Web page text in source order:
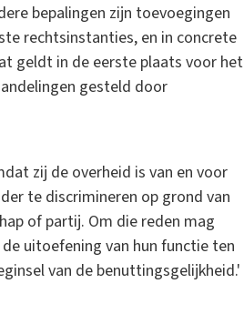
bepalingen zijn toevoegingen
rechtsinstanties, en in concrete
geldt in de eerste plaats voor het
gesteld door
zij de overheid is van en voor
te discrimineren op grond van
of partij. Om die reden mag
uitoefening van hun functie ten
van de benuttingsgelijkheid.'